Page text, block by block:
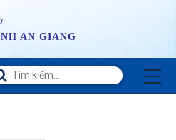
AN GIANG